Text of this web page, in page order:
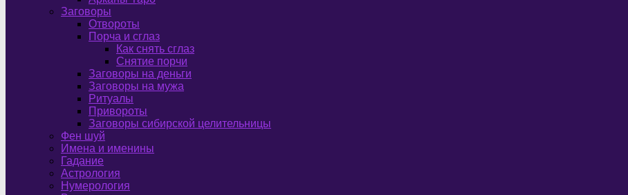
Заговоры
Отвороты
Порча и сглаз
Как снять сглаз
Снятие порчи
Заговоры на деньги
Заговоры на мужа
Ритуалы
Привороты
Заговоры сибирской целительницы
Фен шуй
Имена и именины
Гадание
Астрология
Нумерология